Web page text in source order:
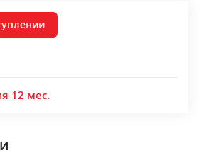
12 мес.